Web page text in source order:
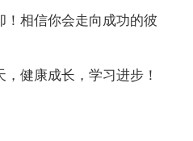
！相信你会走向成功的彼
健康成长，学习进步！